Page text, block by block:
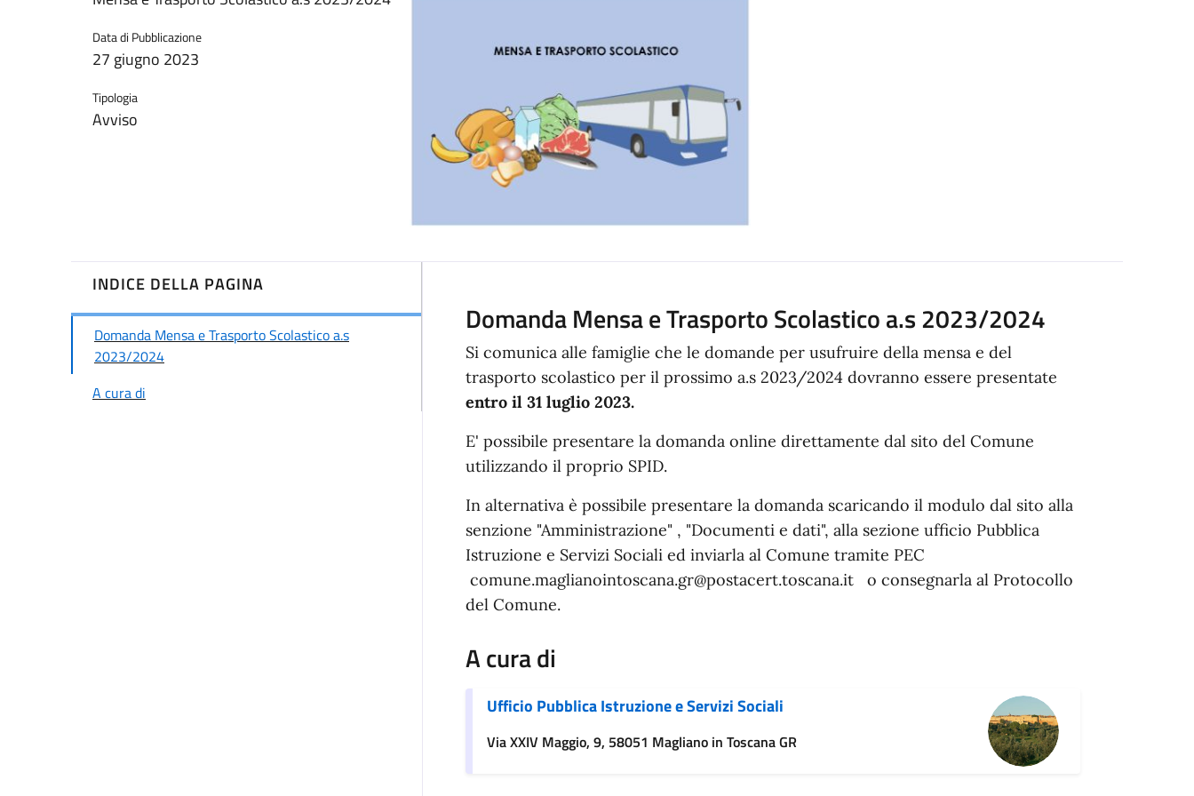
Data di Pubblicazione
27 giugno 2023
Tipologia
Avviso
INDICE DELLA PAGINA
Domanda Mensa e Trasporto Scolastico a.s
2023/2024
A cura di
Domanda Mensa e Trasporto Scolastico a.s 2023/2024
Si comunica alle famiglie che le domande per usufruire della mensa e del
trasporto scolastico per il prossimo a.s 2023/2024 dovranno essere presentate
entro il 31 luglio 2023.
E' possibile presentare la domanda online direttamente dal sito del Comune
utilizzando il proprio SPID.
In alternativa è possibile presentare la domanda scaricando il modulo dal sito alla
senzione "Amministrazione" , "Documenti e dati", alla sezione ufficio Pubblica
Istruzione e Servizi Sociali ed inviarla al Comune tramite PEC
comune.maglianointoscana.gr@postacert.toscana.it o consegnarla al Protocollo
del Comune.
A cura di
Ufficio Pubblica Istruzione e Servizi Sociali
Via XXIV Maggio, 9, 58051 Magliano in Toscana GR